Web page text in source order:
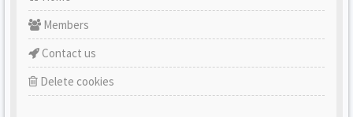
Members
Contact us
Delete cookies